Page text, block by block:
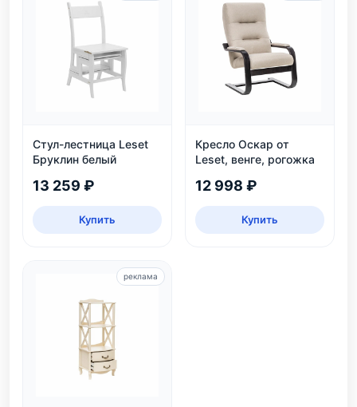
Стул-лестница Leset
Бруклин белый
13 259 ₽
Купить
Кресло Оскар от
Leset, венге, рогожка
12 998 ₽
Купить
реклама